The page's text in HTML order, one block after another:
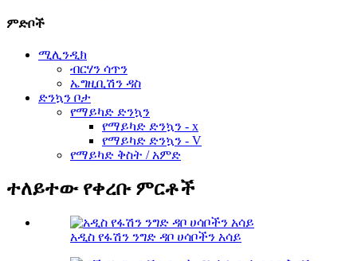
ምድቦች
ሚሊንዲክ
ብርሃን ሳጥን
ኤግዚቢሽን ዳስ
ድንኳን ቦታ
የማይካድ ድንኳን
የማይካድ ድንኳን - x
የማይካድ ድንኳን - V
የማይካድ ቅስት / አምድ
ተለይተው የቀረቡ ምርቶች
አዲስ የፋሽን ንግድ ዳቦ ሀሳቦችን አሳይ